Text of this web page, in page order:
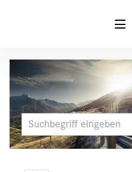
Meldungen
MARKEN & PRODUKTE
FUSO
Mercedes-Benz